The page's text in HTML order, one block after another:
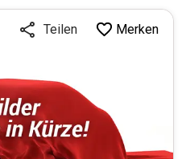
Teilen Merken